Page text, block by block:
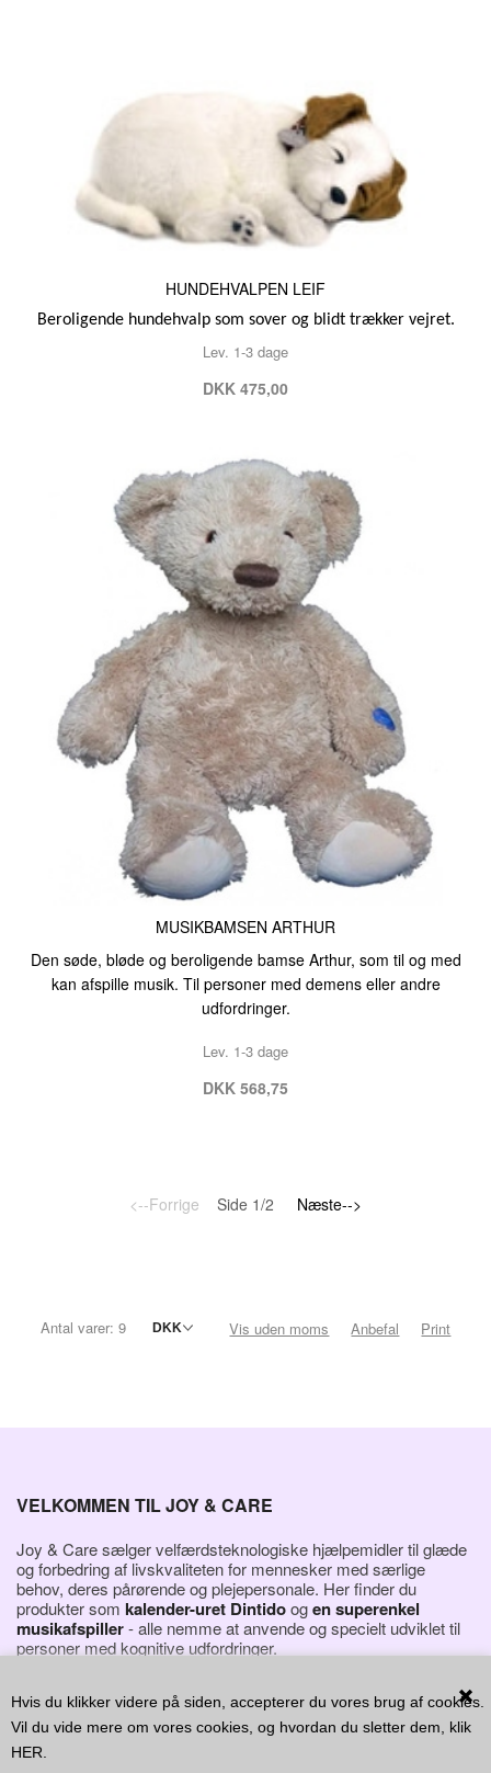
Hvis du klikker videre på siden, accepterer du vores brug af cookies.
Vil du vide mere om vores cookies, og hvordan du sletter dem, klik
HER
HUNDEHVALPEN LEIF
Beroligende hundehvalp som sover og blidt trækker vejret.
Lev. 1-3 dage
DKK 475,00
MUSIKBAMSEN ARTHUR
Den søde, bløde og beroligende bamse Arthur, som til og med
kan afspille musik. Til personer med demens eller andre
udfordringer.
Lev. 1-3 dage
DKK 568,75
<--Forrige Side 1/2 Næste-->
Antal varer: 9 Vis uden moms Anbefal Print
VELKOMMEN TIL JOY & CARE
Joy & Care sælger velfærdsteknologiske hjælpemidler til glæde
og forbedring af livskvaliteten for mennesker med særlige
behov, deres pårørende og plejepersonale. Her finder du
produkter som kalender-uret Dintidoogen superenkel
musikafspiller- alle nemme at anvende og specielt udviklet til
personer med kognitive udfordringer.